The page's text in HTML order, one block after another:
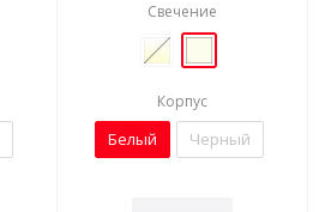
Свечение
Корпус
Белый Черный